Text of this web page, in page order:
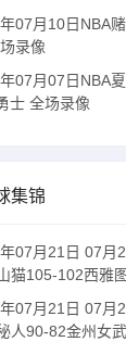
07月10日NBA
录像
07月07日NBA
士 全场录像
集锦
07月21日 07月
猫105-102西雅
07月21日 07月
人90-82金州女